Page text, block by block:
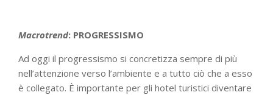
Macrotrend: PROGRESSISMO
Ad oggi il progressismo si concretizza sempre di più
nell’attenzione verso l’ambiente e a tutto ciò che a esso
è collegato. È importante per gli hotel turistici diventare